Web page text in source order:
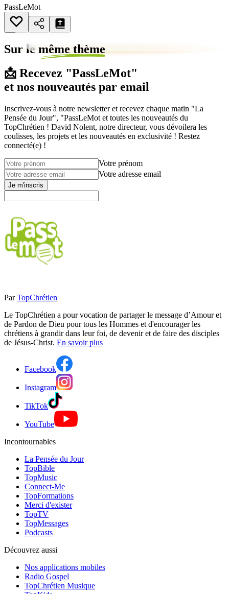
PassLeMot
Sur le même thème
📩 Recevez "PassLeMot"
et nos nouveautés par email
Inscrivez-vous à notre newsletter et recevez chaque matin "La
Pensée du Jour", "PassLeMot et toutes les nouveautés du
TopChrétien ! David Nolent, notre directeur, vous dévoilera les
coulisses, les projets et les nouveautés en exclusivité ! Restez
connecté(e) !
Votre prénom
Votre adresse email
Je m'inscris
Par TopChrétien
Le TopChrétien a pour vocation de partager le message d’Amour et
de Pardon de Dieu pour tous les Hommes et d'encourager les
chrétiens à grandir dans leur foi, de devenir et de faire des disciples
de Jésus-Christ. En savoir plus
Facebook
Instagram
TikTok
YouTube
Incontournables
La Pensée du Jour
TopBible
TopMusic
Connect-Me
TopFormations
Merci d'exister
TopTV
TopMessages
Podcasts
Découvrez aussi
Nos applications mobiles
Radio Gospel
TopChrétien Musique